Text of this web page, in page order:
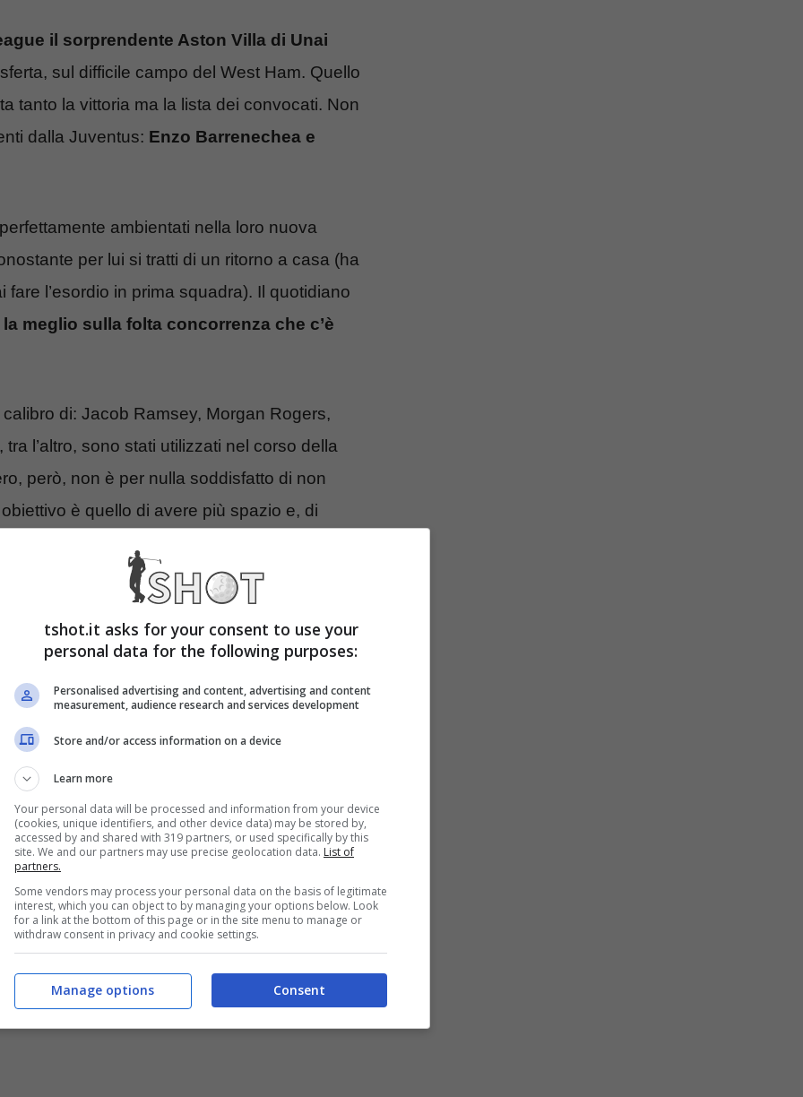
il sorprendente Aston Villa di Unai
sul difficile campo del West Ham. Quello
tanto la vittoria ma la lista dei convocati. Non
dalla Juventus: Enzo Barrenechea e
ambientati nella loro nuova
per lui si tratti di un ritorno a casa (ha
l’esordio in prima squadra). Il quotidiano
meglio sulla folta concorrenza che c’è
di: Jacob Ramsey, Morgan Rogers,
l’altro, sono stati utilizzati nel corso della
però, non è per nulla soddisfatto di non
è quello di avere più spazio e, di
via, ma solamente in prestito , in modo da
è da escludere, a questo punto, che possa
alla ricerca di un esterno d’attacco. Ci
Discorso che, però, non riguarda il
avrà le sue chance prossimamente.
tshot.it asks for your consent to use your
personal data for the following purposes:
Personalised advertising and content, advertising and content
measurement, audience research and services development
Store and/or access information on a device
Learn more
Your personal data will be processed and information from your device
(cookies, unique identifiers, and other device data) may be stored by,
accessed by and shared with 319 partners, or used specifically by this
site. We and our partners may use precise geolocation data. List of
partners.
Some vendors may process your personal data on the basis of legitimate
interest, which you can object to by managing your options below. Look
for a link at the bottom of this page or in the site menu to manage or
withdraw consent in privacy and cookie settings.
Consent
Manage options